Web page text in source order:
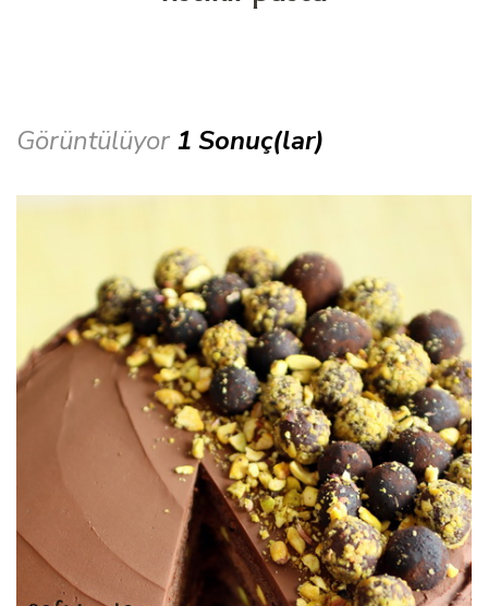
Görüntülüyor 1 Sonuç(lar)